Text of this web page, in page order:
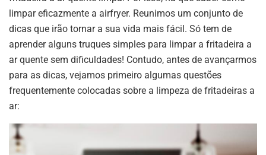
limpar eficazmente a airfryer. Reunimos um conjunto de
dicas que irão tornar a sua vida mais fácil. Só tem de
aprender alguns truques simples para limpar a fritadeira a
ar quente sem dificuldades! Contudo, antes de avançarmos
para as dicas, vejamos primeiro algumas questões
frequentemente colocadas sobre a limpeza de fritadeiras a
ar: